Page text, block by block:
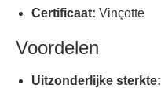
Certificaat: Vinçotte
Voordelen
Uitzonderlijke sterkte: